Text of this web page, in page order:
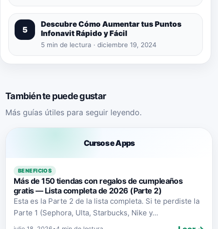
5
Descubre Cómo Aumentar tus Puntos
Infonavit Rápido y Fácil
5 min de lectura · diciembre 19, 2024
También te puede gustar
Más guías útiles para seguir leyendo.
Cursos e Apps
BENEFICIOS
Más de 150 tiendas con regalos de cumpleaños
gratis — Lista completa de 2026 (Parte 2)
Esta es la Parte 2 de la lista completa. Si te perdiste la
Parte 1 (Sephora, Ulta, Starbucks, Nike y...